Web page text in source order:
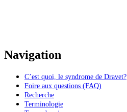
Navigation
C’est quoi, le syndrome de Dravet?
Foire aux questions (FAQ)
Recherche
Terminologie